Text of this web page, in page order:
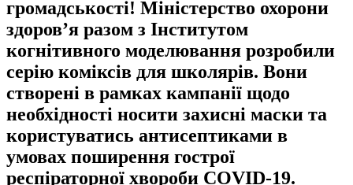
громадськості! Міністерство охорони
здоров’я разом з Інститутом
когнітивного моделювання розробили
серію коміксів для школярів. Вони
створені в рамках кампанії щодо
необхідності носити захисні маски та
користуватись антисептиками в
умовах поширення гострої
респіраторної хвороби COVID-19.